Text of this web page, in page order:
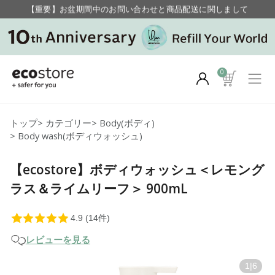
【重要】お盆期間中のお問い合わせと商品配送に関しまして
毎月お得にポイントが貯まる！ “月のポイントアップデー”
0
トップ> カテゴリー> Body(ボディ)
> Body wash(ボディウォッシュ)
【ecostore】ボディウォッシュ＜レモング
ラス＆ライムリーフ＞ 900mL
レビューを見る
1 6